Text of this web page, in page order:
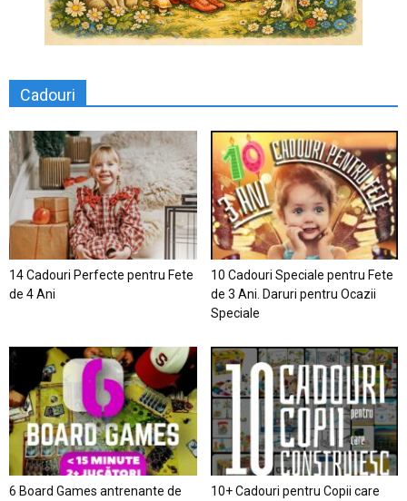
Cadouri
14 Cadouri Perfecte pentru Fete
de 4 Ani
10 Cadouri Speciale pentru Fete
de 3 Ani. Daruri pentru Ocazii
Speciale
6 Board Games antrenante de
10+ Cadouri pentru Copii care